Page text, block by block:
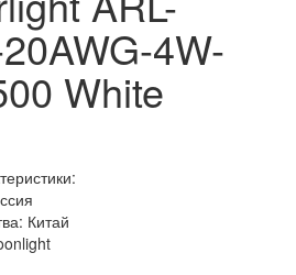
4W-
White
Китай